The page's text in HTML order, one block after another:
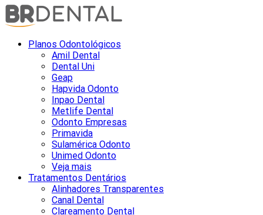
Planos Odontológicos
Amil Dental
Dental Uni
Geap
Hapvida Odonto
Inpao Dental
Metlife Dental
Odonto Empresas
Primavida
Sulamérica Odonto
Unimed Odonto
Veja mais
Tratamentos Dentários
Alinhadores Transparentes
Canal Dental
Clareamento Dental